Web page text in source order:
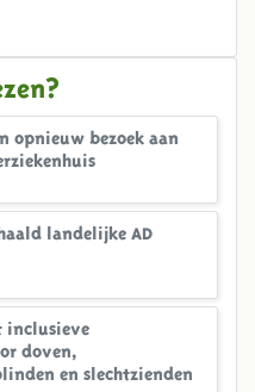
opnieuw bezoek aan
landelijke AD
inclusieve
doven,
en slechtzienden